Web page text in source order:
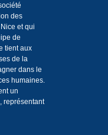
des
et qui
de
tient aux
de la
dans le
humaines.
un
représentant